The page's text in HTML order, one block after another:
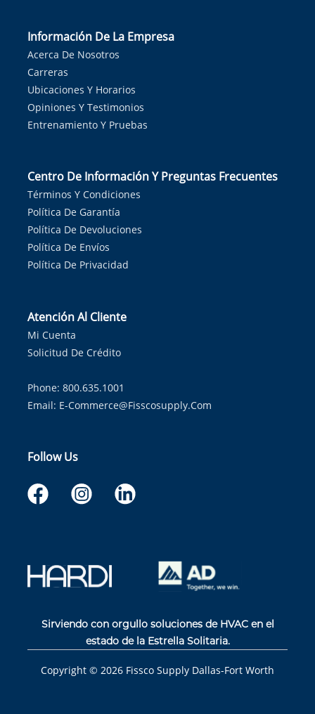
Información De La Empresa
Acerca De Nosotros
Carreras
Ubicaciones Y Horarios
Opiniones Y Testimonios
Entrenamiento Y Pruebas
Centro De Información Y Preguntas Frecuentes
Términos Y Condiciones
Política De Garantía
Política De Devoluciones
Política De Envíos
Política De Privacidad
Atención Al Cliente
Mi Cuenta
Solicitud De Crédito
Phone: 800.635.1001
Email: E-Commerce@fisscosupply.com
Follow Us
Sirviendo con orgullo soluciones de HVAC en el
estado de la Estrella Solitaria.
Copyright © 2026 Fissco Supply Dallas-Fort Worth